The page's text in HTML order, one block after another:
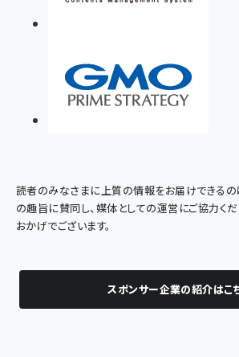
読者のみなさまに上質の情報をお届けできる
の趣旨に賛同し、媒体としての運営にご協力く
おかげでございます。
スポンサー企業の紹介はこ